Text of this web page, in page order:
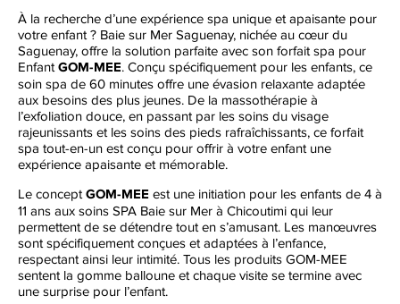
À la recherche d’une expérience spa unique et apaisante pour
votre enfant ? Baie sur Mer Saguenay, nichée au cœur du
Saguenay, offre la solution parfaite avec son forfait spa pour
EnfantGOM-MEE. Conçu spécifiquement pour les enfants, ce
soin spa de 60 minutes offre une évasion relaxante adaptée
aux besoins des plus jeunes. De la massothérapie à
l’exfoliation douce, en passant par les soins du visage
rajeunissants et les soins des pieds rafraîchissants, ce forfait
spa tout-en-un est conçu pour offrir à votre enfant une
expérience apaisante et mémorable.
Le conceptGOM-MEE est une initiation pour les enfants de 4 à
11 ans aux soins SPA Baie sur Mer à Chicoutimi qui leur
permettent de se détendre tout en s’amusant. Les manœuvres
sont spécifiquement conçues et adaptées à l’enfance,
respectant ainsi leur intimité. Tous les produits GOM-MEE
sentent la gomme balloune et chaque visite se termine avec
une surprise pour l’enfant.